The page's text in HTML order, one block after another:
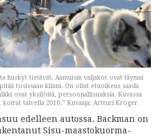
huskyt tietävät. Aamuisin valjakot ovat täynnä
tosissaan kiinni. On ollut etuoikeus saada
ovat yksilöitä, persoonallisuuksia. Kuvassa
koirat talvella 2010.” Kuvaaja: Artturi Kröger.
edelleen autossa. Backman on
Sisu-maastokuorma-